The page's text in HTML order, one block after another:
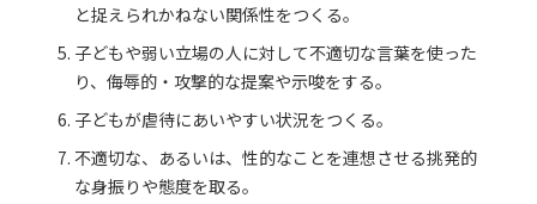
と捉えられかねない関係性をつくる。
子どもや弱い立場の人に対して不適切な言葉を使った
り、侮辱的・攻撃的な提案や示唆をする。
子どもが虐待にあいやすい状況をつくる。
不適切な、あるいは、性的なことを連想させる挑発的
な身振りや態度を取る。